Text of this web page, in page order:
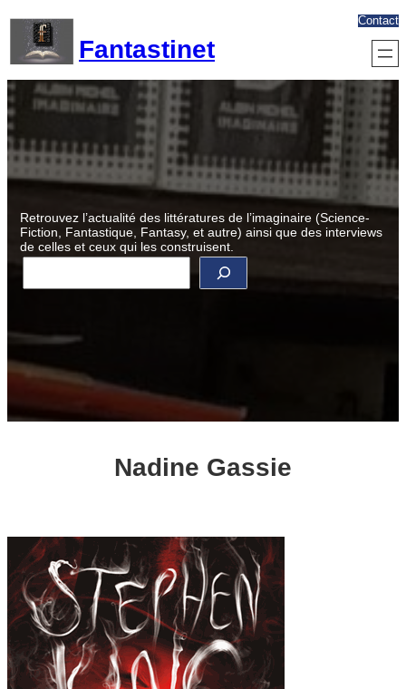
contenu
Fantastinet
Contact
Retrouvez l’actualité des littératures de l’imaginaire (Science-
Fiction, Fantastique, Fantasy, et autre) ainsi que des interviews
de celles et ceux qui les construisent.
R
c
r
h
e
Nadine Gassie